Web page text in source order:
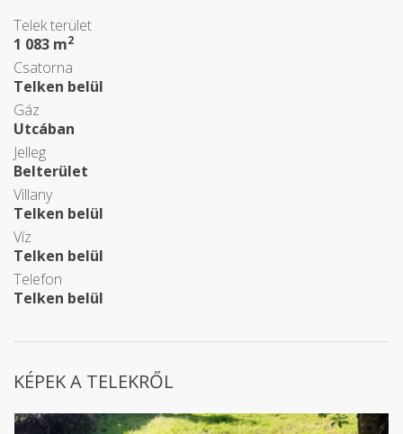
Telek terület
1 083 m2
Csatorna
Telken belül
Gáz
Utcában
Jelleg
Belterület
Villany
Telken belül
Víz
Telken belül
Telefon
Telken belül
KÉPEK A TELEKRŐL